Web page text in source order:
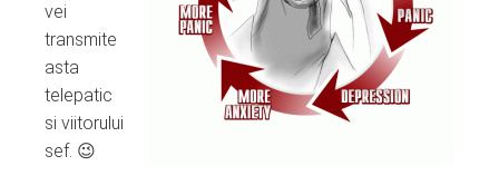
vei
transmite
asta
telepatic
si viitorului
sef. 😉